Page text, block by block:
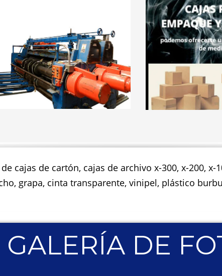
cajas de cartón, cajas de archivo x-300, x-200,
grapa, cinta transparente, vinipel, plástico
GALERÍA DE